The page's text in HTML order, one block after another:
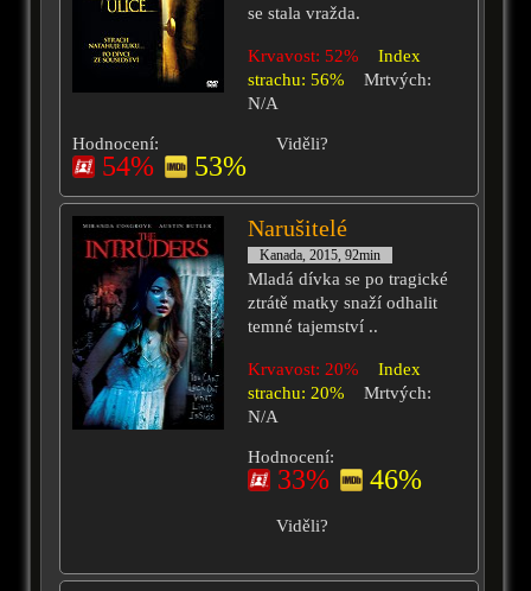
se stala vražda.
Krvavost: 52%
Index
strachu: 56%
Mrtvých:
N/A
Hodnocení:
54% 53%
Viděli?
Narušitelé
Kanada, 2015, 92min
Mladá dívka se po tragické
ztrátě matky snaží odhalit
temné tajemství ..
Krvavost: 20%
Index
strachu: 20%
Mrtvých:
N/A
Hodnocení:
33% 46%
Viděli?